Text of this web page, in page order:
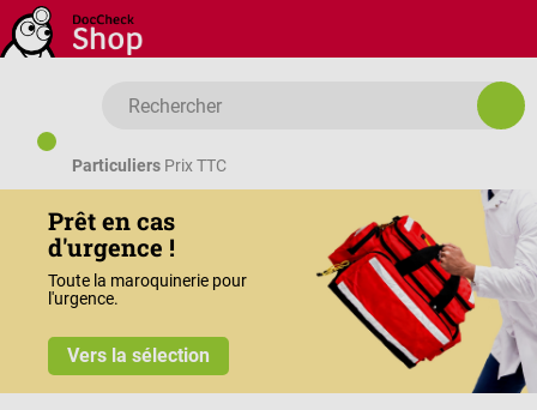
Passer au contenu principal
Particuliers Prix TTC
Prêt en cas
d'urgence !
Toute la maroquinerie pour
l'urgence.
Vers la sélection